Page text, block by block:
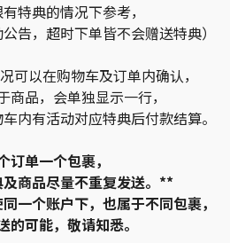
有特典的情况下参考，
告，超时下单皆不会赠送特典）
可以在购物车及订单内确认，
商品，会单独显示一行，
内有活动对应特典后付款结算。
单一个包裹，
商品尽量不重复发送。**
一个账户下，也属于不同包裹，
的可能，敬请知悉。